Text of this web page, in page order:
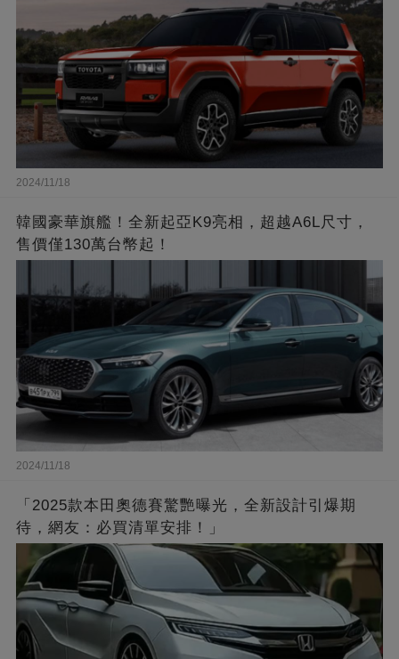
2024/11/18
韓國豪華旗艦！全新起亞K9亮相，超越A6L尺寸，
售價僅130萬台幣起！
2024/11/18
「2025款本田奧德賽驚艷曝光，全新設計引爆期
待，網友：必買清單安排！」